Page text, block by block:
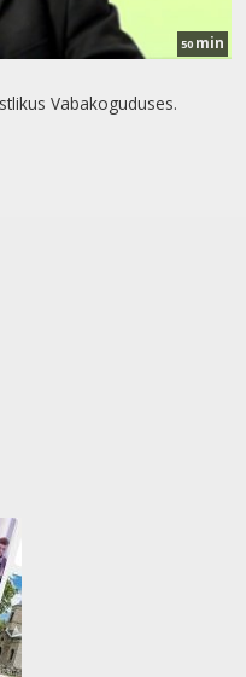
50 min
Vabakoguduses.